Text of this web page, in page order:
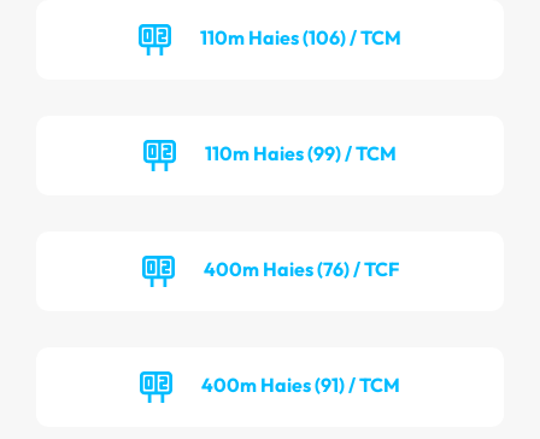
110m Haies (106) / TCM
110m Haies (99) / TCM
400m Haies (76) / TCF
400m Haies (91) / TCM